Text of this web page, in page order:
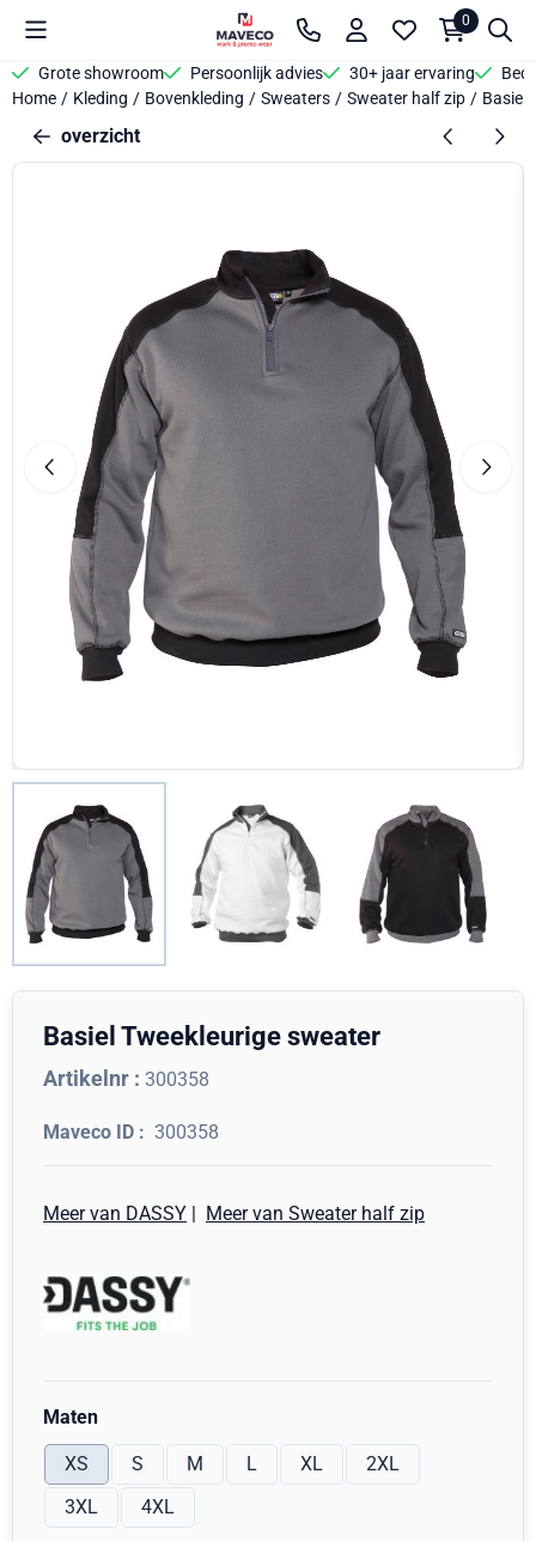
Cookievoorkeuren zijn beschikbaar. Kies instellingen of sta alle
0
Grote showroom Persoonlijk advies 30+ jaar ervaring
Home / Kleding / Bovenkleding / Sweaters / Sweater half zip / Basiel
overzicht
Basiel Tweekleurige sweater
Artikelnr : 300358
Maak een keuze voor
Maten
XS S M L XL
2XL
3XL
4XL
300358
Meer van DASSY | Meer van Sweater half zip